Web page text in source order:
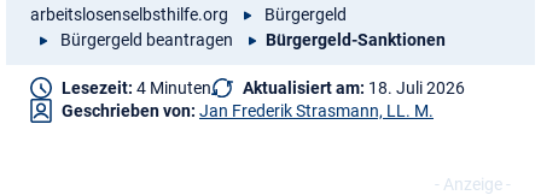
arbeitslosenselbsthilfe.org
Bürgergeld
Bürgergeld beantragen
Bürgergeld-Sanktionen
Lesezeit: 4 Minuten Aktualisiert am: 18. Juli 2026
Geschrieben von: Jan Frederik Strasmann, LL. M.